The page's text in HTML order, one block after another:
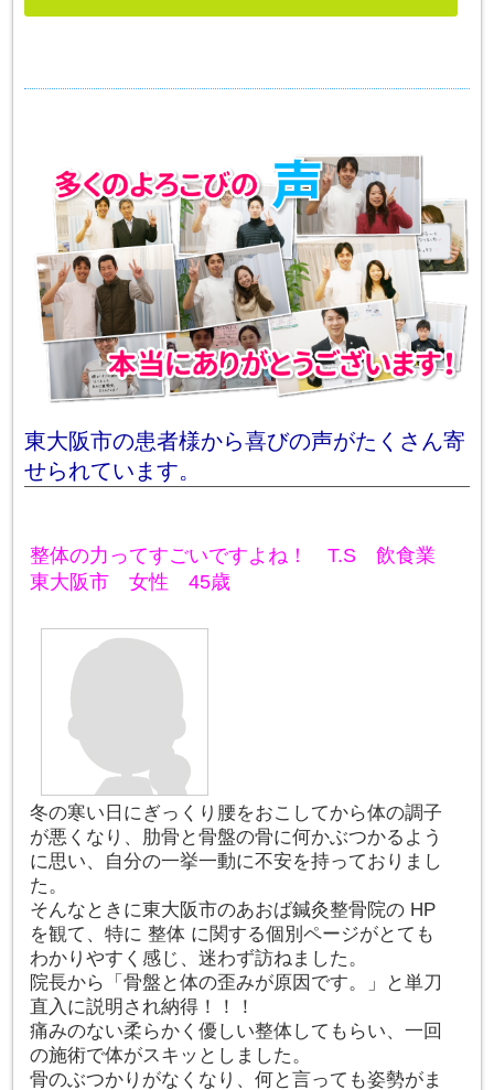
東大阪市の患者様から喜びの声がたくさん寄
せられています。
整体の力ってすごいですよね！ T.S 飲食業
東大阪市 女性 45歳
冬の寒い日にぎっくり腰をおこしてから体の調子
が悪くなり、肋骨と骨盤の骨に何かぶつかるよう
に思い、自分の一挙一動に不安を持っておりまし
た。
そんなときに東大阪市のあおば鍼灸整骨院の HP
を観て、特に整体 に関する個別ページがとても
わかりやすく感じ、迷わず訪ねました。
院長から「骨盤と体の歪みが原因です。」と単刀
直入に説明され納得！！！
痛みのない柔らかく優しい整体してもらい、一回
の施術で体がスキッとしました。
骨のぶつかりがなくなり、何と言っても姿勢がま